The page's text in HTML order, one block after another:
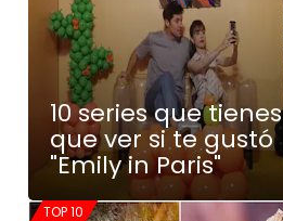
10 series que tienes
que ver si te gustó
"Emily in Paris"
TOP 10